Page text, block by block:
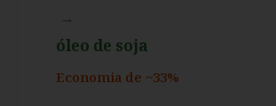
→
óleo de soja
Economia de ~33%